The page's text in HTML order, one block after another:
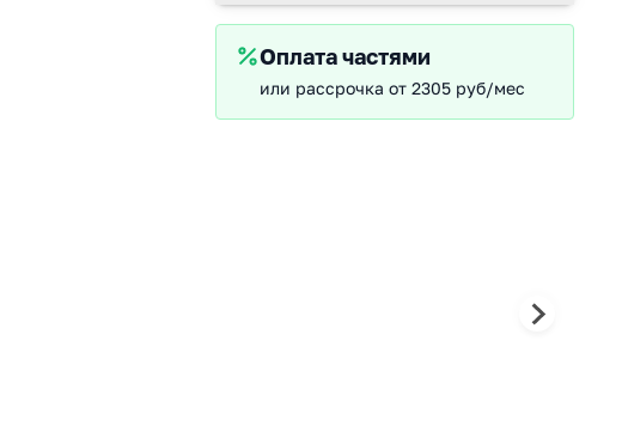
Оплата частями
или рассрочка от 2305 руб/мес